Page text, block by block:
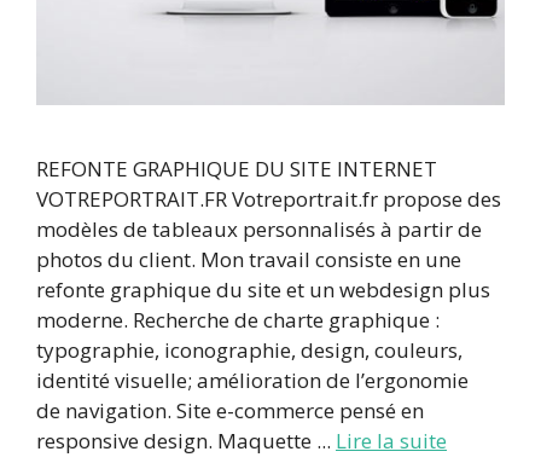
REFONTE GRAPHIQUE DU SITE INTERNET
VOTREPORTRAIT.FR Votreportrait.fr propose des
modèles de tableaux personnalisés à partir de
photos du client. Mon travail consiste en une
refonte graphique du site et un webdesign plus
moderne. Recherche de charte graphique :
typographie, iconographie, design, couleurs,
identité visuelle; amélioration de l’ergonomie
de navigation. Site e-commerce pensé en
responsive design. Maquette ... Lire la suite